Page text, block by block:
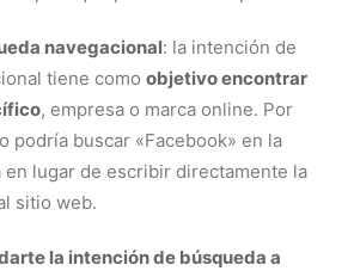
navegacional: la intención de
tiene como objetivo encontrar
, empresa o marca online. Por
podría buscar «Facebook» en la
en lugar de escribir directamente la
sitio web.
la intención de búsqueda a